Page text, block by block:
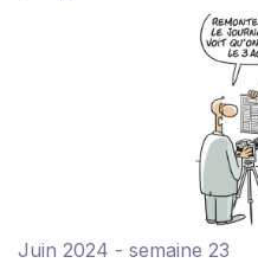
Juin 2024 - semaine 23